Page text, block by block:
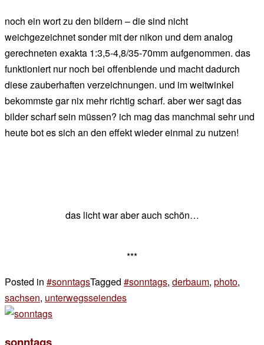
noch ein wort zu den bildern – die sind nicht
weichgezeichnet sonder mit der nikon und dem analog
gerechneten exakta 1:3,5-4,8/35-70mm aufgenommen. das
funktioniert nur noch bei offenblende und macht dadurch
diese zauberhaften verzeichnungen. und im weitwinkel
bekommste gar nix mehr richtig scharf. aber wer sagt das
bilder scharf sein müssen? ich mag das manchmal sehr und
heute bot es sich an den effekt wieder einmal zu nutzen!
das licht war aber auch schön…
***
Posted in #sonntagsTagged #sonntags, derbaum, photo,
sachsen, unterwegsseiendes